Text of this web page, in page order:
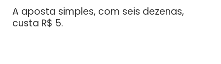
A aposta simples, com seis dezenas,
custa R$ 5.